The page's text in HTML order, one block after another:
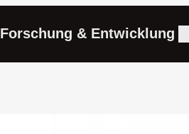
Forschung & Entwicklung